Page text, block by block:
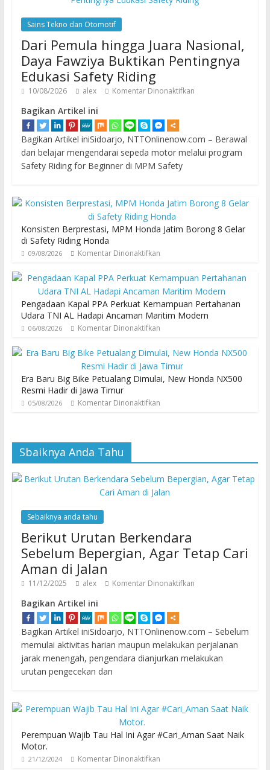
Sains Tekno dan Otomotif
Dari Pemula hingga Juara Nasional,
Daya Fawziya Buktikan Pentingnya
Edukasi Safety Riding
10/08/2026 alex Komentar Dinonaktifkan
Bagikan Artikel ini
Bagikan Artikel iniSidoarjo, NTTOnlinenow.com – Berawal
dari belajar mengendarai sepeda motor melalui program
Safety Riding for Beginner di MPM Safety
Konsisten Berprestasi, MPM Honda Jatim Borong 8 Gelar
di Safety Riding Honda
09/08/2026 Komentar Dinonaktifkan
Pengadaan Kapal PPA Perkuat Kemampuan Pertahanan
Udara TNI AL Hadapi Ancaman Maritim Modern
06/08/2026 Komentar Dinonaktifkan
Era Baru Big Bike Petualang Dimulai, New Honda NX500
Resmi Hadir di Jawa Timur
05/08/2026 Komentar Dinonaktifkan
Sbaiknya Anda Tahu
Sebaiknya anda tahu
Berikut Urutan Berkendara
Sebelum Bepergian, Agar Tetap Cari
Aman di Jalan
11/12/2025 alex Komentar Dinonaktifkan
Bagikan Artikel ini
Bagikan Artikel iniSidoarjo, NTTOnlinenow.com – Sebelum
memulai aktivitas harian maupun melakukan perjalanan
jarak menengah, pengendara dianjurkan melakukan
urutan pengecekan dan
Perempuan Wajib Tau Hal Ini Agar #Cari_Aman Saat Naik
Motor.
21/12/2024 Komentar Dinonaktifkan